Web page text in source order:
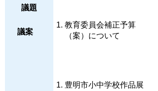
議題
議案
教育委員会補正予算
（案）について
豊明市小中学校作品展